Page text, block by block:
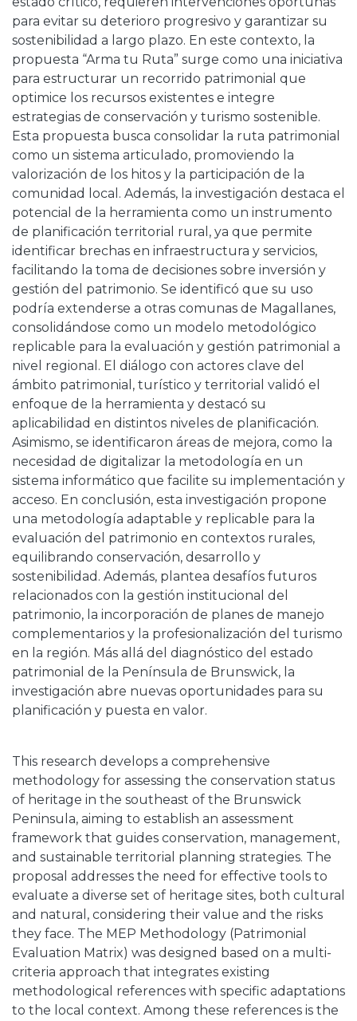
para evitar su deterioro progresivo y garantizar su
sostenibilidad a largo plazo. En este contexto, la
propuesta “Arma tu Ruta” surge como una iniciativa
para estructurar un recorrido patrimonial que
optimice los recursos existentes e integre
estrategias de conservación y turismo sostenible.
Esta propuesta busca consolidar la ruta patrimonial
como un sistema articulado, promoviendo la
valorización de los hitos y la participación de la
comunidad local. Además, la investigación destaca el
potencial de la herramienta como un instrumento
de planificación territorial rural, ya que permite
identificar brechas en infraestructura y servicios,
facilitando la toma de decisiones sobre inversión y
gestión del patrimonio. Se identificó que su uso
podría extenderse a otras comunas de Magallanes,
consolidándose como un modelo metodológico
replicable para la evaluación y gestión patrimonial a
nivel regional. El diálogo con actores clave del
ámbito patrimonial, turístico y territorial validó el
enfoque de la herramienta y destacó su
aplicabilidad en distintos niveles de planificación.
Asimismo, se identificaron áreas de mejora, como la
necesidad de digitalizar la metodología en un
sistema informático que facilite su implementación y
acceso. En conclusión, esta investigación propone
una metodología adaptable y replicable para la
evaluación del patrimonio en contextos rurales,
equilibrando conservación, desarrollo y
sostenibilidad. Además, plantea desafíos futuros
relacionados con la gestión institucional del
patrimonio, la incorporación de planes de manejo
complementarios y la profesionalización del turismo
en la región. Más allá del diagnóstico del estado
patrimonial de la Península de Brunswick, la
investigación abre nuevas oportunidades para su
planificación y puesta en valor.
This research develops a comprehensive
methodology for assessing the conservation status
of heritage in the southeast of the Brunswick
Peninsula, aiming to establish an assessment
framework that guides conservation, management,
and sustainable territorial planning strategies. The
proposal addresses the need for effective tools to
evaluate a diverse set of heritage sites, both cultural
and natural, considering their value and the risks
they face. The MEP Methodology (Patrimonial
Evaluation Matrix) was designed based on a multi-
criteria approach that integrates existing
methodological references with specific adaptations
to the local context. Among these references is the